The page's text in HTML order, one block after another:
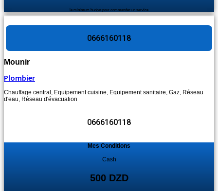
le minimum budget pour commander un service
0666160118
Mounir
Plombier
Chauffage central , Equipement cuisine, Equipement sanitaire, Gaz, Réseau
d'eau, Réseau d'évacuation
0666160118
Mes Conditions
Cash
500 DZD